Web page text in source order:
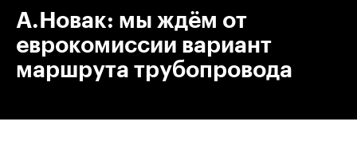
А.Новак: мы ждём от
еврокомиссии вариант
маршрута трубопровода